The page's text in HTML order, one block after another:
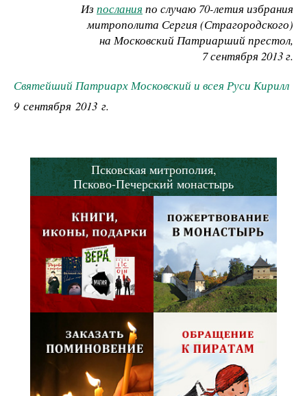
Изпослания по случаю 70-летия избрания
митрополита Сергия (Страгородского)
на Московский Патриарший престол,
7 сентября 2013 г.
Святейший Патриарх Московский и всея Руси Кирилл
9 сентября 2013 г.
Псковская митрополия,
Псково-Печерский монастырь